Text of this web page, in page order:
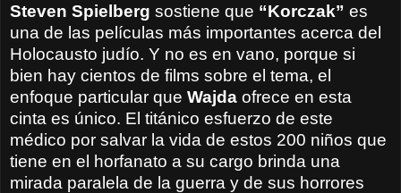
Steven Spielberg sostiene que “Korczak” es
una de las películas más importantes acerca del
Holocausto judío. Y no es en vano, porque si
bien hay cientos de films sobre el tema, el
enfoque particular que Wajda ofrece en esta
cinta es único. El titánico esfuerzo de este
médico por salvar la vida de estos 200 niños que
tiene en el horfanato a su cargo brinda una
mirada paralela de la guerra y de sus horrores